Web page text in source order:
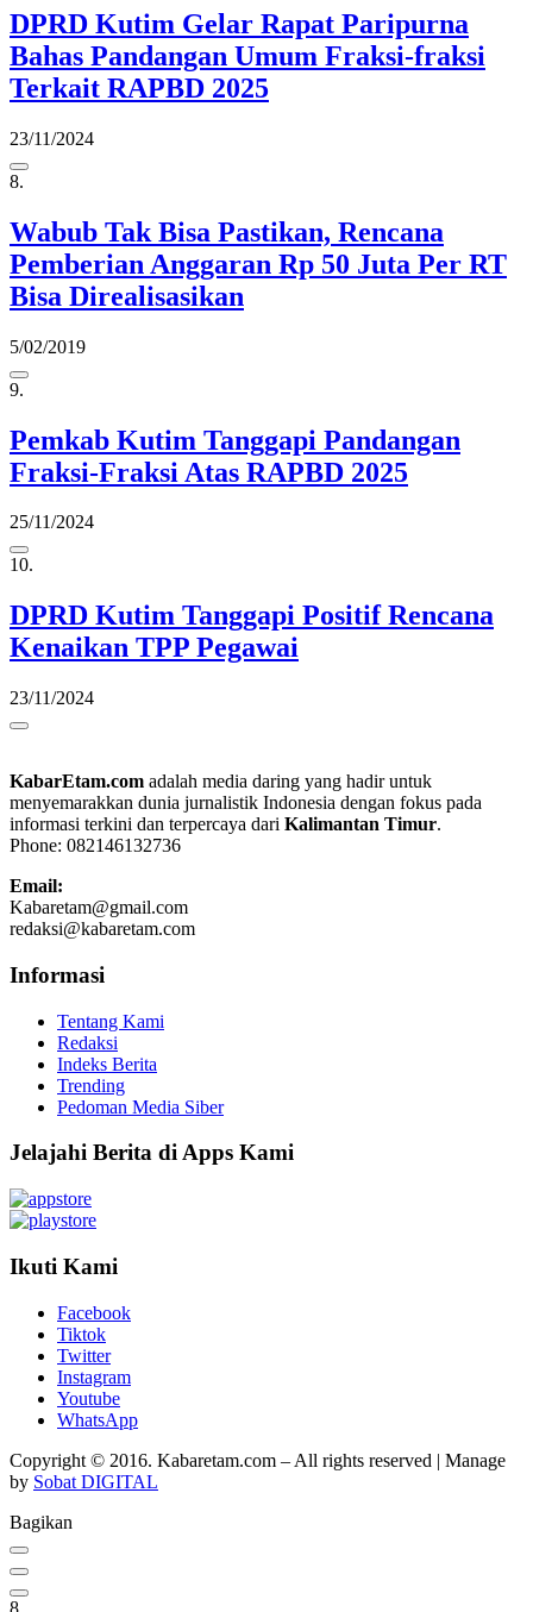
DPRD Kutim Gelar Rapat Paripurna
Bahas Pandangan Umum Fraksi-fraksi
Terkait RAPBD 2025
23/11/2024
8.
Wabub Tak Bisa Pastikan, Rencana
Pemberian Anggaran Rp 50 Juta Per RT
Bisa Direalisasikan
5/02/2019
9.
Pemkab Kutim Tanggapi Pandangan
Fraksi-Fraksi Atas RAPBD 2025
25/11/2024
10.
DPRD Kutim Tanggapi Positif Rencana
Kenaikan TPP Pegawai
23/11/2024
KabarEtam.com adalah media daring yang hadir untuk
menyemarakkan dunia jurnalistik Indonesia dengan fokus pada
informasi terkini dan terpercaya dari Kalimantan Timur.
Phone: 082146132736
Email:
Kabaretam@gmail.com
redaksi@kabaretam.com
Informasi
Tentang Kami
Redaksi
Indeks Berita
Trending
Pedoman Media Siber
Jelajahi Berita di Apps Kami
Ikuti Kami
Facebook
Tiktok
Twitter
Instagram
Youtube
WhatsApp
Copyright © 2016. Kabaretam.com – All rights reserved | Manage
by Sobat DIGITAL
Bagikan
8